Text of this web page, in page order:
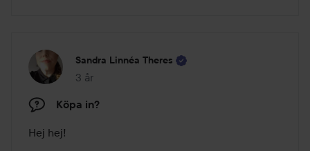
Sandra Linnéa Theres
3 år
Inlägget skapades 3 år
Köpa in?
Hej hej!